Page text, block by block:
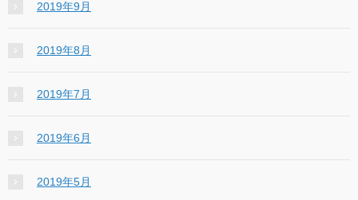
2019年9月
2019年8月
2019年7月
2019年6月
2019年5月